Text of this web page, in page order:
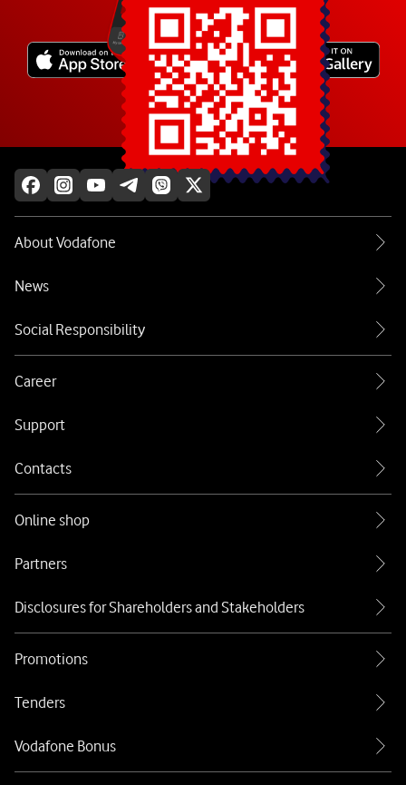
number anywhere.
Explore more
About Vodafone
News
Social Responsibility
Career
Support
Contacts
Online shop
Partners
Disclosures for Shareholders and Stakeholders
Promotions
Tenders
Vodafone Bonus